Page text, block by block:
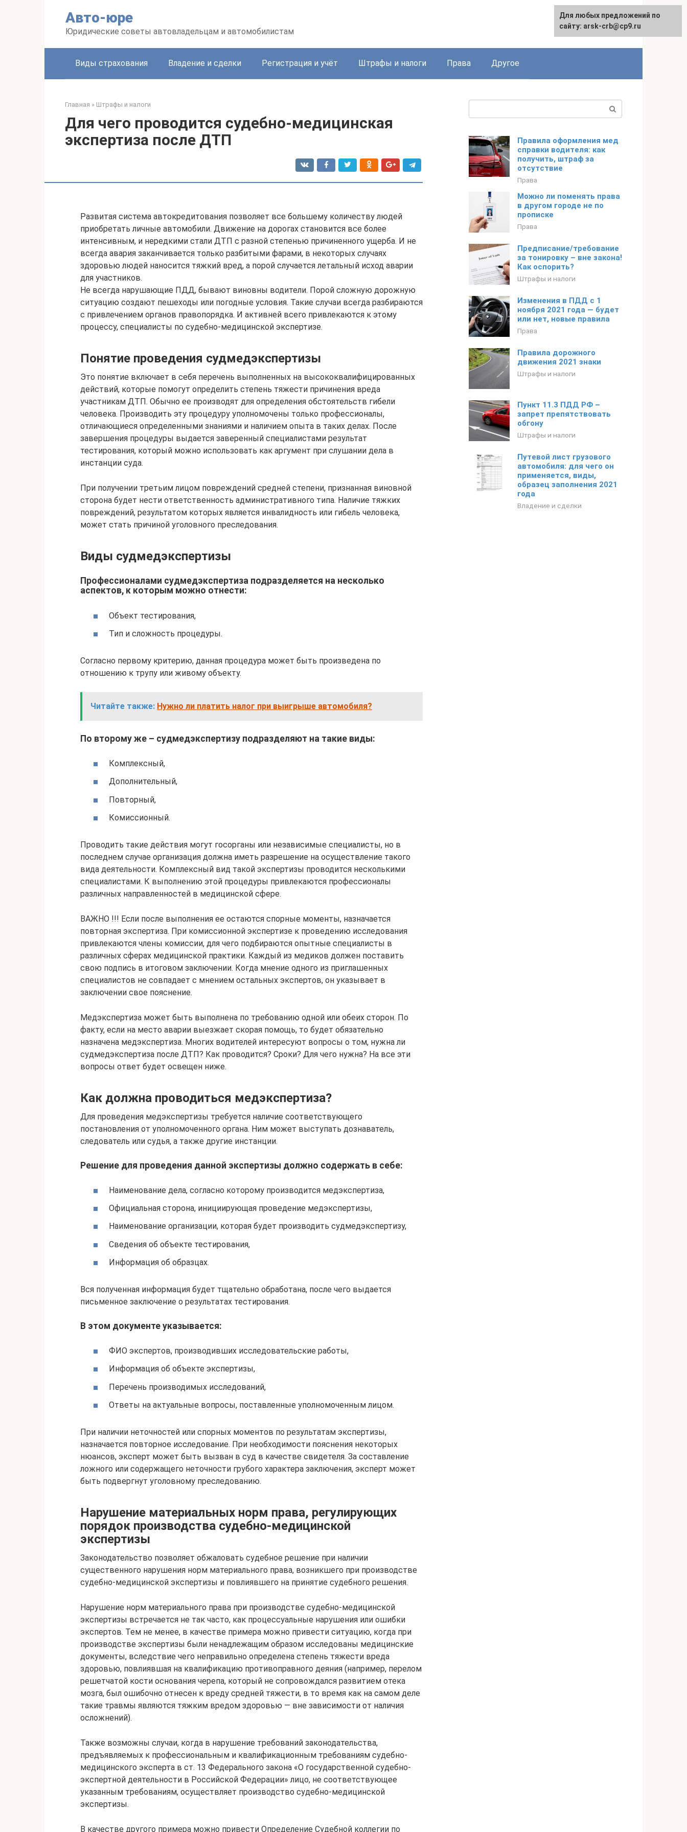
Авто-юре
Юридические советы автовладельцам и автомобилистам
Виды страхования Владение и сделки Регистрация и учёт Штрафы и налоги Права Другое
Главная » Штрафы и налоги
Для чего проводится судебно-медицинская
экспертиза после ДТП
Развитая система автокредитования позволяет все большему количеству людей
приобретать личные автомобили. Движение на дорогах становится все более
интенсивным, и нередкими стали ДТП с разной степенью причиненного ущерба. И не
всегда авария заканчивается только разбитыми фарами, в некоторых случаях
здоровью людей наносится тяжкий вред, а порой случается летальный исход аварии
для участников.
Не всегда нарушающие ПДД, бывают виновны водители. Порой сложную дорожную
ситуацию создают пешеходы или погодные условия. Такие случаи всегда разбираются
с привлечением органов правопорядка. И активней всего привлекаются к этому
процессу, специалисты по судебно-медицинской экспертизе.
Понятие проведения судмедэкспертизы
Это понятие включает в себя перечень выполненных на высококвалифицированных
действий, которые помогут определить степень тяжести причинения вреда
участникам ДТП. Обычно ее производят для определения обстоятельств гибели
человека. Производить эту процедуру уполномочены только профессионалы,
отличающиеся определенными знаниями и наличием опыта в таких делах. После
завершения процедуры выдается заверенный специалистами результат
тестирования, который можно использовать как аргумент при слушании дела в
инстанции суда.
При получении третьим лицом повреждений средней степени, признанная виновной
сторона будет нести ответственность административного типа. Наличие тяжких
повреждений, результатом которых является инвалидность или гибель человека,
может стать причиной уголовного преследования.
Виды судмедэкспертизы
Профессионалами судмедэкспертиза подразделяется на несколько
аспектов, к которым можно отнести:
Объект тестирования,
Тип и сложность процедуры.
Согласно первому критерию, данная процедура может быть произведена по
отношению к трупу или живому объекту.
Читайте также: Нужно ли платить налог при выигрыше автомобиля?
По второму же – судмедэкспертизу подразделяют на такие виды:
Комплексный,
Дополнительный,
Повторный,
Комиссионный.
Проводить такие действия могут госорганы или независимые специалисты, но в
последнем случае организация должна иметь разрешение на осуществление такого
вида деятельности. Комплексный вид такой экспертизы проводится несколькими
специалистами. К выполнению этой процедуры привлекаются профессионалы
различных направленностей в медицинской сфере.
ВАЖНО !!! Если после выполнения ее остаются спорные моменты, назначается
повторная экспертиза. При комиссионной экспертизе к проведению исследования
привлекаются члены комиссии, для чего подбираются опытные специалисты в
различных сферах медицинской практики. Каждый из медиков должен поставить
свою подпись в итоговом заключении. Когда мнение одного из приглашенных
специалистов не совпадает с мнением остальных экспертов, он указывает в
заключении свое пояснение.
Медэкспертиза может быть выполнена по требованию одной или обеих сторон. По
факту, если на место аварии выезжает скорая помощь, то будет обязательно
назначена медэкспертиза. Многих водителей интересуют вопросы о том, нужна ли
судмедэкспертиза после ДТП? Как проводится? Сроки? Для чего нужна? На все эти
вопросы ответ будет освещен ниже.
Как должна проводиться медэкспертиза?
Для проведения медэкспертизы требуется наличие соответствующего
постановления от уполномоченного органа. Ним может выступать дознаватель,
следователь или судья, а также другие инстанции.
Решение для проведения данной экспертизы должно содержать в себе:
Наименование дела, согласно которому производится медэкспертиза,
Официальная сторона, инициирующая проведение медэкспертизы,
Наименование организации, которая будет производить судмедэкспертизу,
Сведения об объекте тестирования,
Информация об образцах.
Вся полученная информация будет тщательно обработана, после чего выдается
письменное заключение о результатах тестирования.
В этом документе указывается:
ФИО экспертов, производивших исследовательские работы,
Информация об объекте экспертизы,
Перечень производимых исследований,
Ответы на актуальные вопросы, поставленные уполномоченным лицом.
При наличии неточностей или спорных моментов по результатам экспертизы,
назначается повторное исследование. При необходимости пояснения некоторых
нюансов, эксперт может быть вызван в суд в качестве свидетеля. За составление
ложного или содержащего неточности грубого характера заключения, эксперт может
быть подвергнут уголовному преследованию.
Нарушение материальных норм права, регулирующих
порядок производства судебно-медицинской
экспертизы
Законодательство позволяет обжаловать судебное решение при наличии
существенного нарушения норм материального права, возникшего при производстве
судебно-медицинской экспертизы и повлиявшего на принятие судебного решения.
Нарушение норм материального права при производстве судебно-медицинской
экспертизы встречается не так часто, как процессуальные нарушения или ошибки
экспертов. Тем не менее, в качестве примера можно привести ситуацию, когда при
производстве экспертизы были ненадлежащим образом исследованы медицинские
документы, вследствие чего неправильно определена степень тяжести вреда
здоровью, повлиявшая на квалификацию противоправного деяния (например, перелом
решетчатой кости основания черепа, который не сопровождался развитием отека
мозга, был ошибочно отнесен к вреду средней тяжести, в то время как на самом деле
такие травмы являются тяжким вредом здоровью — вне зависимости от наличия
осложнений).
Также возможны случаи, когда в нарушение требований законодательства,
предъявляемых к профессиональным и квалификационным требованиям судебно-
медицинского эксперта в ст. 13 Федерального закона «О государственной судебно-
экспертной деятельности в Российской Федерации» лицо, не соответствующее
указанным требованиям, осуществляет производство судебно-медицинской
экспертизы.
В качестве другого примера можно привести Определение Судебной коллегии по
Правила оформления мед
справки водителя: как
получить, штраф за
отсутствие
Права
Можно ли поменять права
в другом городе не по
прописке
Права
Предписание/требование
за тонировку – вне закона!
Как оспорить?
Штрафы и налоги
Изменения в ПДД с 1
ноября 2021 года — будет
или нет, новые правила
Права
Правила дорожного
движения 2021 знаки
Штрафы и налоги
Пункт 11.3 ПДД РФ –
запрет препятствовать
обгону
Штрафы и налоги
Путевой лист грузового
автомобиля: для чего он
применяется, виды,
образец заполнения 2021
года
Владение и сделки
Для любых предложений по
сайту: arsk-crb@cp9.ru